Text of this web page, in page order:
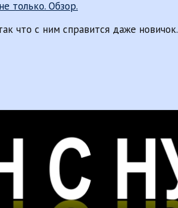
что с ним справится даже новичок.